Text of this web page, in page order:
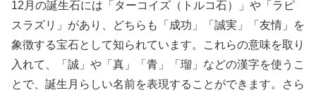
12月の誕生石には「ターコイズ（トルコ石）」や「ラピ
スラズリ」があり、どちらも「成功」「誠実」「友情」を
象徴する宝石として知られています。これらの意味を取り
入れて、「誠」や「真」「青」「瑠」などの漢字を使うこ
とで、誕生月らしい名前を表現することができます。さら